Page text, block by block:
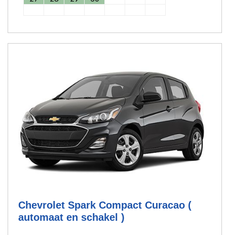
Chevrolet Spark Compact Curacao (
automaat en schakel )